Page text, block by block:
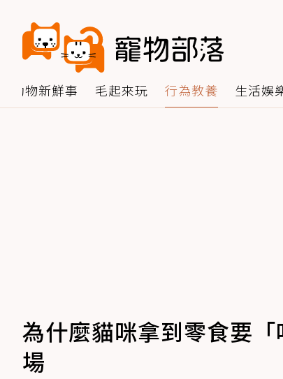
動物新鮮事 毛起來玩 行為教養 生活娛
為什麼貓咪拿到零食要
場